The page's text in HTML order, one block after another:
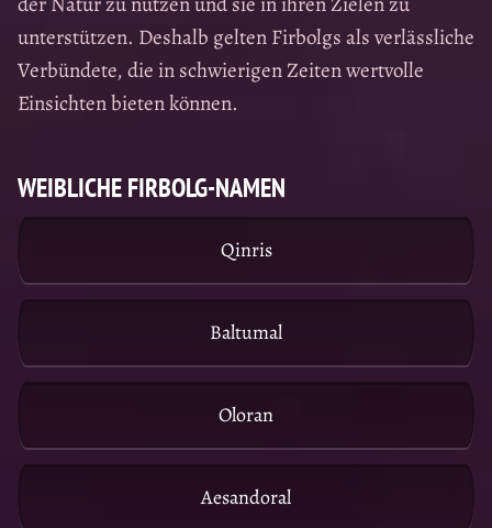
unterstützen. Deshalb gelten Firbolgs als verlässliche
Verbündete, die in schwierigen Zeiten wertvolle
Einsichten bieten können.
WEIBLICHE FIRBOLG-NAMEN
Qinris
Baltumal
Oloran
Aesandoral